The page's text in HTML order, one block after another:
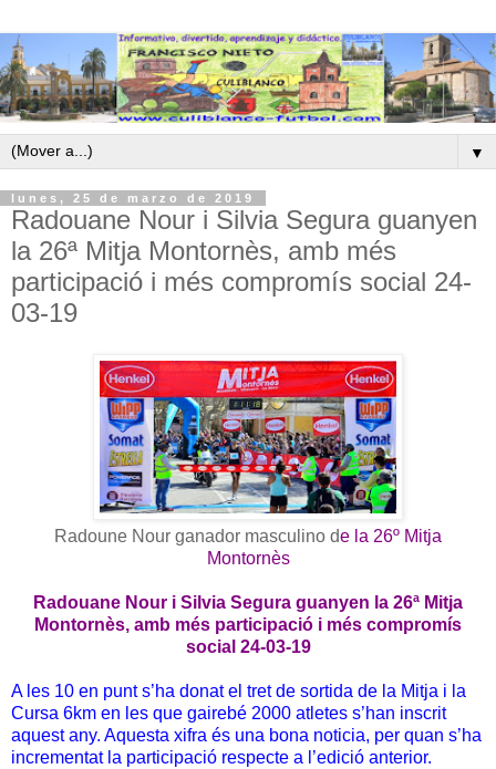
▼
lunes, 25 de marzo de 2019
Radouane Nour i Silvia Segura guanyen
la 26ª Mitja Montornès, amb més
participació i més compromís social 24-
03-19
Radoune Nour ganador masculino de la 26º Mitja
Montornès
Radouane Nour i Silvia Segura guanyen la 26ª Mitja
Montornès, amb més participació i més compromís
social 24-03-19
A les 10 en punt s’ha donat el tret de sortida de la Mitja i la
Cursa 6km en les que gairebé 2000 atletes s’han inscrit
aquest any. Aquesta xifra és una bona noticia, per quan s’ha
incrementat la participació respecte a l’edició anterior.